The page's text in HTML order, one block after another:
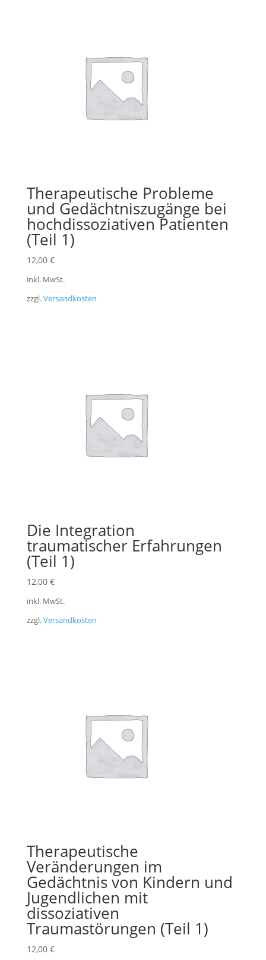
Therapeutische Probleme
und Gedächtniszugänge bei
hochdissoziativen Patienten
(Teil 1)
12,00 €
inkl. MwSt.
zzgl.Versandkosten
Die Integration
traumatischer Erfahrungen
(Teil 1)
12,00 €
inkl. MwSt.
zzgl.Versandkosten
Therapeutische
Veränderungen im
Gedächtnis von Kindern und
Jugendlichen mit
dissoziativen
Traumastörungen (Teil 1)
12,00 €